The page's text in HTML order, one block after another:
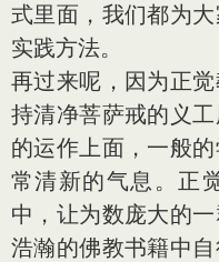
式里面，我们都为
实践方法。
再过来呢，因为正
持清净菩萨戒的义
的运作上面，一般
常清新的气息。正
中，让为数庞大的
浩瀚的佛教书籍中